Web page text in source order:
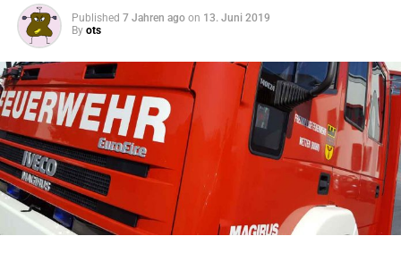
Published 7 Jahren ago on 13. Juni 2019
By ots